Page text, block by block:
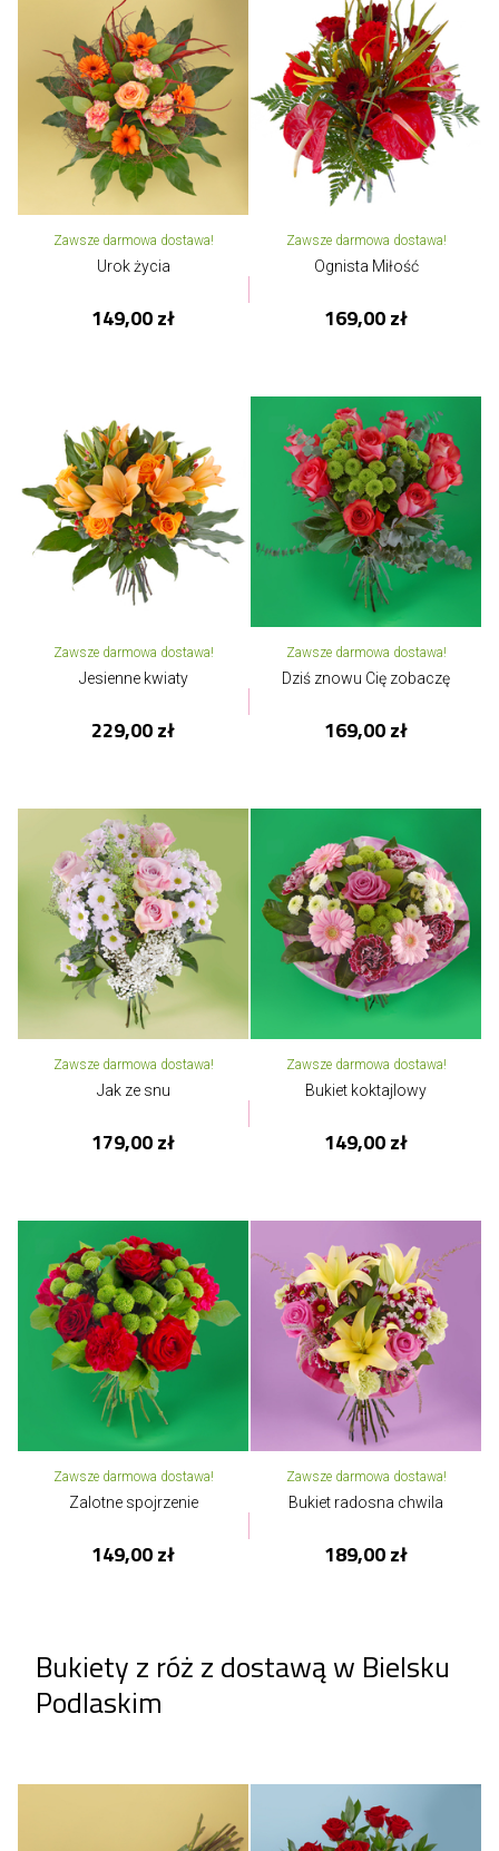
Zawsze darmowa dostawa!
Urok życia
149,00 zł
Zawsze darmowa dostawa!
Ognista Miłość
169,00 zł
Zawsze darmowa dostawa!
Jesienne kwiaty
229,00 zł
Zawsze darmowa dostawa!
Dziś znowu Cię zobaczę
169,00 zł
Zawsze darmowa dostawa!
Jak ze snu
179,00 zł
Zawsze darmowa dostawa!
Bukiet koktajlowy
149,00 zł
Zawsze darmowa dostawa!
Zalotne spojrzenie
149,00 zł
Zawsze darmowa dostawa!
Bukiet radosna chwila
189,00 zł
Bukiety z róż z dostawą w Bielsku
Podlaskim